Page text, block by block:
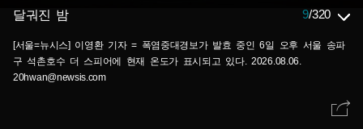
달궈진 밤 9/320
[서울=뉴시스] 이영환 기자 = 폭염중대경보가 발효 중인 6일 오후 서울 송파
구 석촌호수 더 스피어에 현재 온도가 표시되고 있다. 2026.08.06.
20hwan@newsis.com